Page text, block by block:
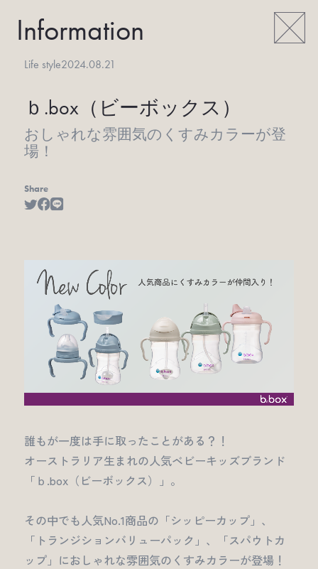
Information
Life style2024.08.21
ｂ.box（ビーボックス）
おしゃれな雰囲気のくすみカラーが登
場！
Share
誰もが一度は手に取ったことがある？！
オーストラリア生まれの人気ベビーキッズブランド
「ｂ.box（ビーボックス）」。
その中でも人気No.1商品の「シッピーカップ」、
「トランジションバリューパック」、「スパウトカ
ップ」におしゃれな雰囲気のくすみカラーが登場！